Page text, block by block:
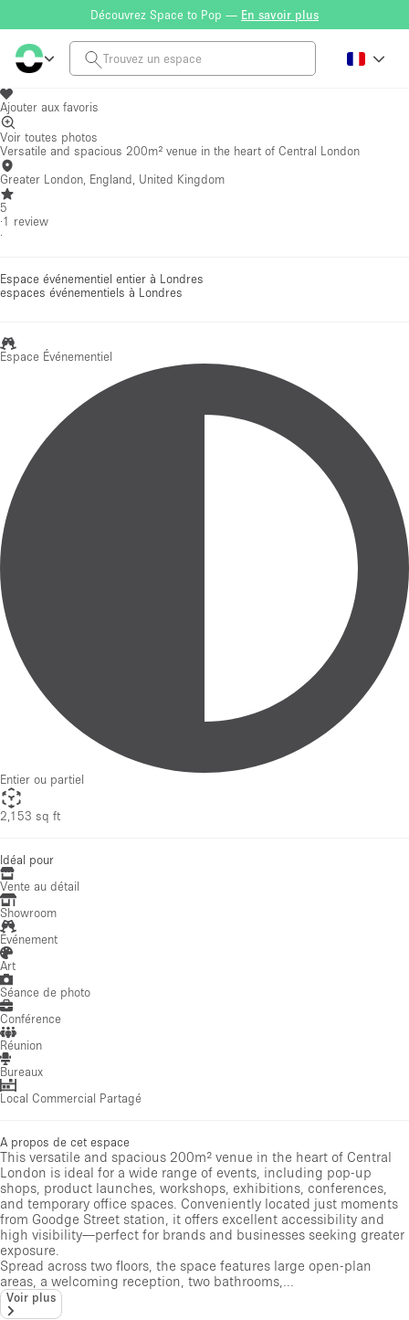
Découvrez Space to Pop — En savoir plus
Ajouter aux favoris
Voir toutes photos
Versatile and spacious 200m² venue in the heart of Central London
Greater London, England, United Kingdom
5
·1 review
·
Espace événementiel entier à Londres
espaces événementiels à Londres
Espace Événementiel
Entier ou partiel
2,153 sq ft
Idéal pour
Vente au détail
Showroom
Événement
Art
Séance de photo
Conférence
Réunion
Bureaux
Local Commercial Partagé
A propos de cet espace
This versatile and spacious 200m² venue in the heart of Central
London is ideal for a wide range of events, including pop-up
shops, product launches, workshops, exhibitions, conferences,
and temporary office spaces. Conveniently located just moments
from Goodge Street station, it offers excellent accessibility and
high visibility—perfect for brands and businesses seeking greater
exposure.
Spread across two floors, the space features large open-plan
areas, a welcoming reception, two bathrooms,...
Voir plus